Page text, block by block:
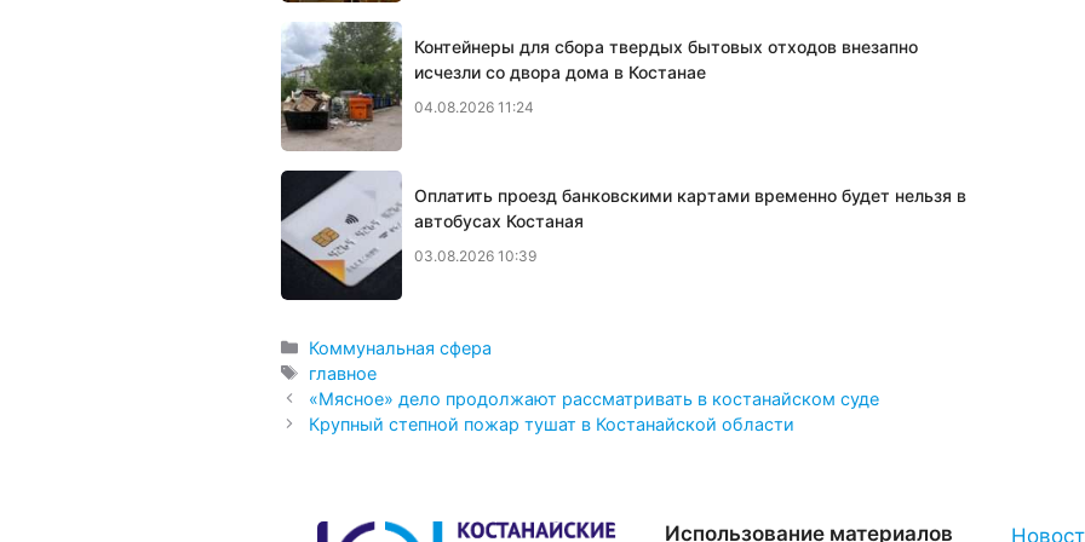
Контейнеры для сбора твердых бытовых отходов внезапно
исчезли со двора дома в Костанае
04.08.2026 11:24
Оплатить проезд банковскими картами временно будет нельзя в
автобусах Костаная
03.08.2026 10:39
Рубрики
Коммунальная сфера
Метки
главное
«Мясное» дело продолжают рассматривать в костанайском суде
Крупный степной пожар тушат в Костанайской области
Использование материалов